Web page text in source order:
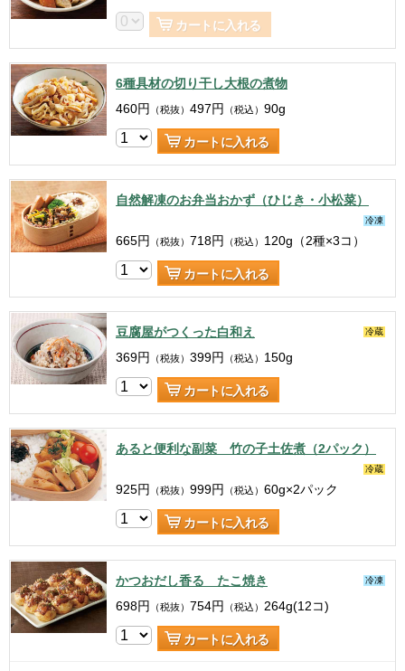
カートに入れる
6種具材の切り干し大根の煮物
460円 （税抜） 497円 （税込） 90g
カートに入れる
自然解凍のお弁当おかず（ひじき・小松菜）
冷凍
665円 （税抜） 718円 （税込） 120g（2種×3コ）
カートに入れる
豆腐屋がつくった白和え 冷蔵
369円 （税抜） 399円 （税込） 150g
カートに入れる
あると便利な副菜 竹の子土佐煮（2パック）
冷蔵
925円 （税抜） 999円 （税込） 60g×2パック
カートに入れる
かつおだし香る たこ焼き 冷凍
698円 （税抜） 754円 （税込） 264g(12コ)
カートに入れる